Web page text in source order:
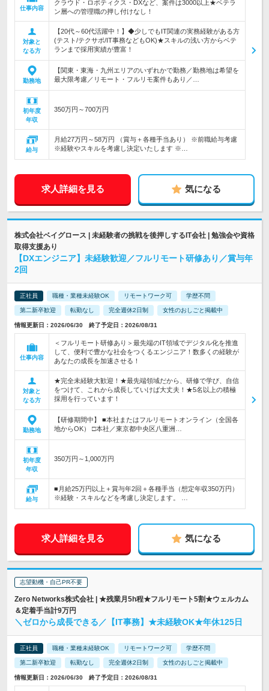
仕事内容
クラウド・ロボティクス・DXなど、案件は3000以上★ベテラ
ン層への管理職の押し付けなし！
対象と
なる方
【20代～60代活躍中！】◆少しでもIT関連の実務経験がある方
(テスト/テクサポ/IT事務などもOK)★スキルの浅い方からベテ
ランまで採用実績が豊富！
勤務地
【関東・東海・九州エリアのいずれかで勤務／勤務地は希望を
最大限考慮／リモート・フルリモ案件もあり／…
初年度
年収
350万円～700万円
給与
月給27万円～58万円 （賞与＋各種手当あり） ※前職給与考慮
※経験やスキルを考慮し決定いたします ※…
求人詳細を見る 気になる
株式会社ベイグロース | 未経験者の挑戦を後押しするIT会社 | 勉強会や資格
取得支援あり
【DXエンジニア】未経験歓迎／フルリモート研修あり／賞与年
2回
正社員 職種・業種未経験OK リモートワーク可 学歴不問
第二新卒歓迎 転勤なし 完全週休2日制 女性のおしごと掲載中
情報更新日：2026/06/30 終了予定日：2026/08/31
仕事内容
＜フルリモート研修あり＞最先端のIT領域でデジタル化を推進
して、便利で豊かな社会をつくるエンジニア！数多くの経験が
あなたの成長を加速させる！
対象と
なる方
★完全未経験大歓迎！★最先端領域だから、研修で学び、自信
をつけて、これから成長していけば大丈夫！★5名以上の積極
採用を行っています！
勤務地
【研修期間中】 ■本社またはフルリモートオンライン（全国各
地からOK） □本社／東京都中央区八重洲…
初年度
年収
350万円～1,000万円
給与
■月給25万円以上＋賞与年2回＋各種手当（想定年収350万円）
※経験・スキルなどを考慮し決定します。 …
求人詳細を見る 気になる
志望動機・自己PR不要
Zero Networks株式会社 | ★残業月5h程★フルリモート5割★ウェルカム
＆定着手当計9万円
＼ゼロから成長できる／【IT事務】★未経験OK★年休125日
正社員 職種・業種未経験OK リモートワーク可 学歴不問
第二新卒歓迎 転勤なし 完全週休2日制 女性のおしごと掲載中
情報更新日：2026/06/30 終了予定日：2026/08/31